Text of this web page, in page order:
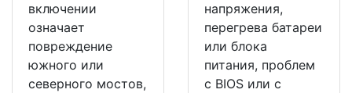
включении
означает
повреждение
южного или
северного мостов,
напряжения,
перегрева батареи
или блока
питания, проблем
с BIOS или с